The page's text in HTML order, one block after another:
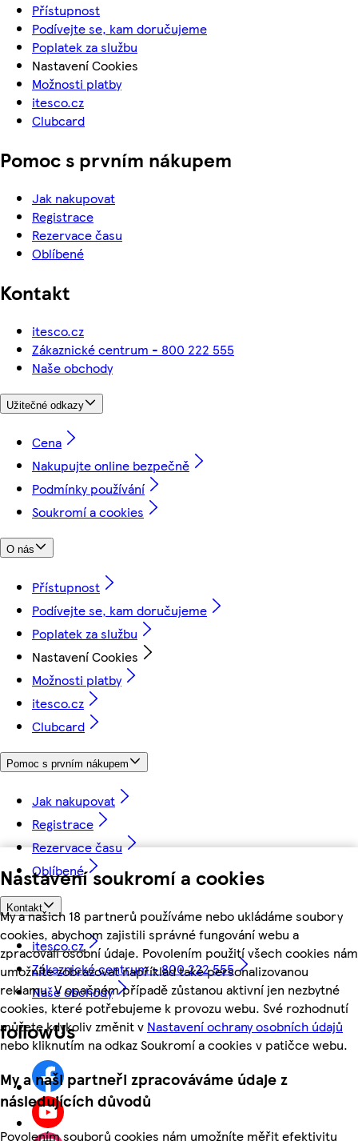
Nastavení soukromí a cookies
My a našich 18 partnerů používáme nebo ukládáme soubory
cookies, abychom zajistili správné fungování webu a
zpracovali osobní údaje. Povolením použití všech cookies nám
umožníte zobrazovat například také personalizovanou
reklamu. V opačném případě zůstanou aktivní jen nezbytné
cookies, které potřebujeme k provozu webu. Své rozhodnutí
můžete kdykoliv změnit v Nastavení ochrany osobních údajů
nebo kliknutím na odkaz Soukromí a cookies v patičce webu.
My a naši partneři zpracováváme údaje z
následujících důvodů
Povolením souborů cookies nám umožníte měřit efektivitu
Přístupnost
Podívejte se, kam doručujeme
Poplatek za službu
Nastavení Cookies
Možnosti platby
itesco.cz
Clubcard
Pomoc s prvním nákupem
Jak nakupovat
Registrace
Rezervace času
Oblíbené
Kontakt
itesco.cz
Zákaznické centrum - 800 222 555
Naše obchody
Užitečné odkazy
Cena
Nakupujte online bezpečně
Podmínky používání
Soukromí a cookies
O nás
Přístupnost
Podívejte se, kam doručujeme
Poplatek za službu
Nastavení Cookies
Možnosti platby
itesco.cz
Clubcard
Pomoc s prvním nákupem
Jak nakupovat
Registrace
Rezervace času
Oblíbené
Kontakt
itesco.cz
Zákaznické centrum - 800 222 555
Naše obchody
followUs